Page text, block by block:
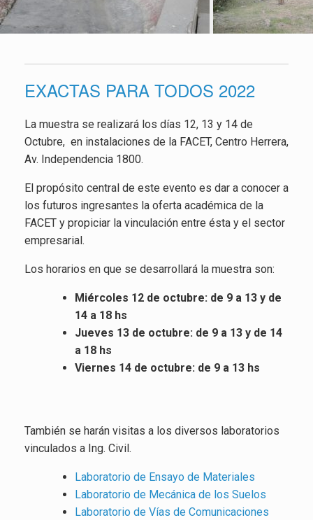
EXACTAS PARA TODOS 2022
La muestra se realizará los días 12, 13 y 14 de
Octubre, en instalaciones de la FACET, Centro Herrera,
Av. Independencia 1800.
El propósito central de este evento es dar a conocer a
los futuros ingresantes la oferta académica de la
FACET y propiciar la vinculación entre ésta y el sector
empresarial.
Los horarios en que se desarrollará la muestra son:
Miércoles 12 de octubre: de 9 a 13 y de
14 a 18 hs
Jueves 13 de octubre: de 9 a 13 y de 14
a 18 hs
Viernes 14 de octubre: de 9 a 13 hs
También se harán visitas a los diversos laboratorios
vinculados a Ing. Civil.
Laboratorio de Ensayo de Materiales
Laboratorio de Mecánica de los Suelos
Laboratorio de Vías de Comunicaciones